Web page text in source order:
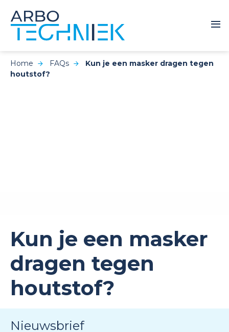
Home FAQs
Kun je een masker dragen tegen
houtstof?
Kun je een masker
dragen tegen
houtstof?
Nieuwsbrief